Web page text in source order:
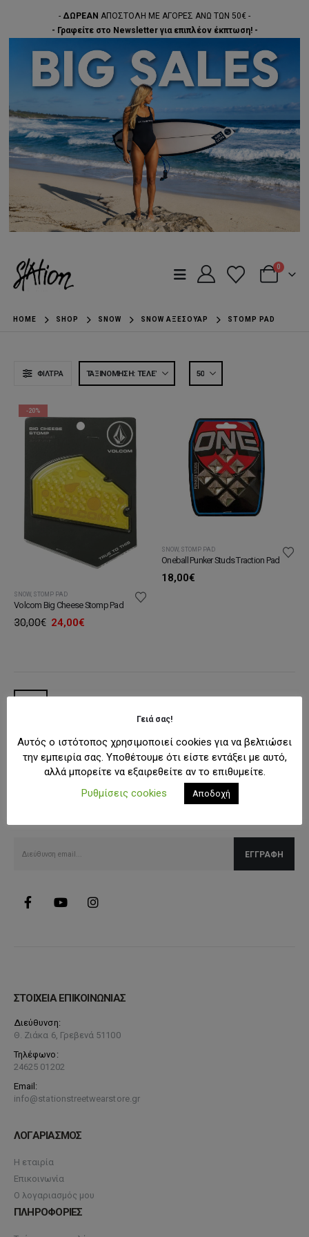
- ΔΩΡΕΑΝ ΑΠΟΣΤΟΛΗ ΜΕ ΑΓΟΡΕΣ ΑΝΩ ΤΩΝ 50€ -
- Γραφείτε στο Newsletter για επιπλέον έκπτωση! -
0
HOME SHOP SNOW SNOW ΑΞΕΣΟΥΆΡ STOMP PAD
ΦΊΛΤΡΑ
-20%
SNOW STOMP PAD
Volcom Big Cheese Stomp Pad
30,00€ Original
24,00€Η
SNOW, STOMP PAD
Oneball Punker Studs Traction Pad
18,00€
Λάβετε όλες τις τελευταίες πληροφορίες για εκπτώσεις και
ΣΤΟΙΧΕΙΑ ΕΠΙΚΟΙΝΩΝΙΑΣ
Διεύθυνση:
Θ. Ζιάκα 6, Γρεβενά 51100
Τηλέφωνο:
24625 01202
Email:
info@stationstreetwearstore.gr
ΛΟΓΑΡΙΑΣΜΟΣ
Η εταιρία
Επικοινωνία
Ο λογαριασμός μου
ΠΛΗΡΟΦΟΡΙΕΣ
Γειά σας!
Αυτός ο ιστότοπος χρησιμοποιεί cookies για να βελτιώσει
την εμπειρία σας. Υποθέτουμε ότι είστε εντάξει με αυτό,
αλλά μπορείτε να εξαιρεθείτε αν το επιθυμείτε.
Ρυθμίσεις cookies
Αποδοχή